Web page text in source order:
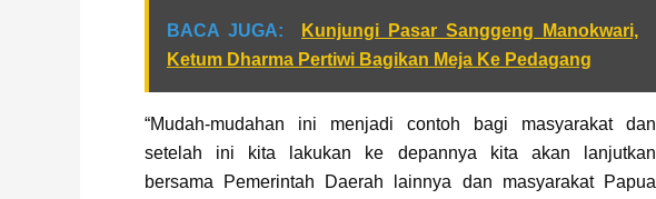
BACA JUGA:
Kunjungi Pasar Sanggeng Manokwari,
Ketum Dharma Pertiwi Bagikan Meja Ke Pedagang
“Mudah-mudahan ini menjadi contoh bagi masyarakat dan
setelah ini kita lakukan ke depannya kita akan lanjutkan
bersama Pemerintah Daerah lainnya dan masyarakat Papua